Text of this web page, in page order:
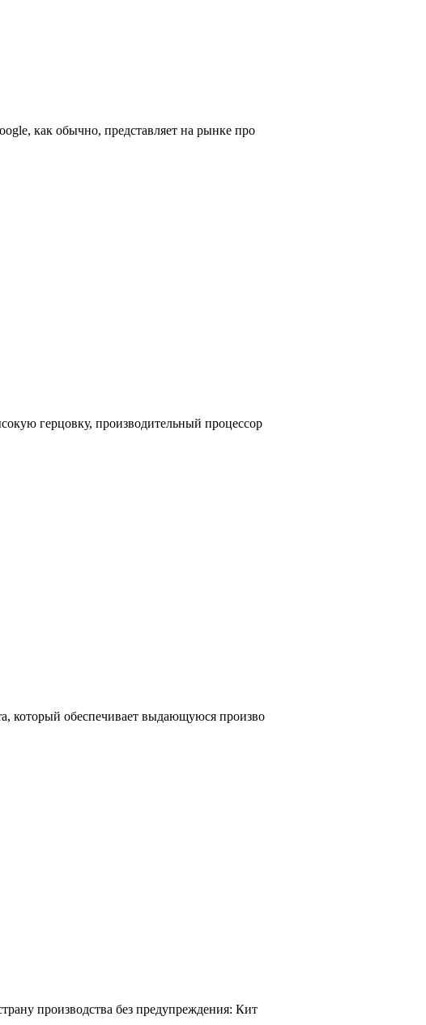
как обычно, представляет на рынке про
герцовку, производительный процессор
который обеспечивает выдающуюся произво
производства без предупреждения: Кит